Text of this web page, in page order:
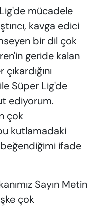
mücadele
kavga edici
bir dil çok
geride kalan
Süper Lig'de
ediyorum.
çok
kutlamadaki
beğendiğimi ifade
Sayın Metin
çok